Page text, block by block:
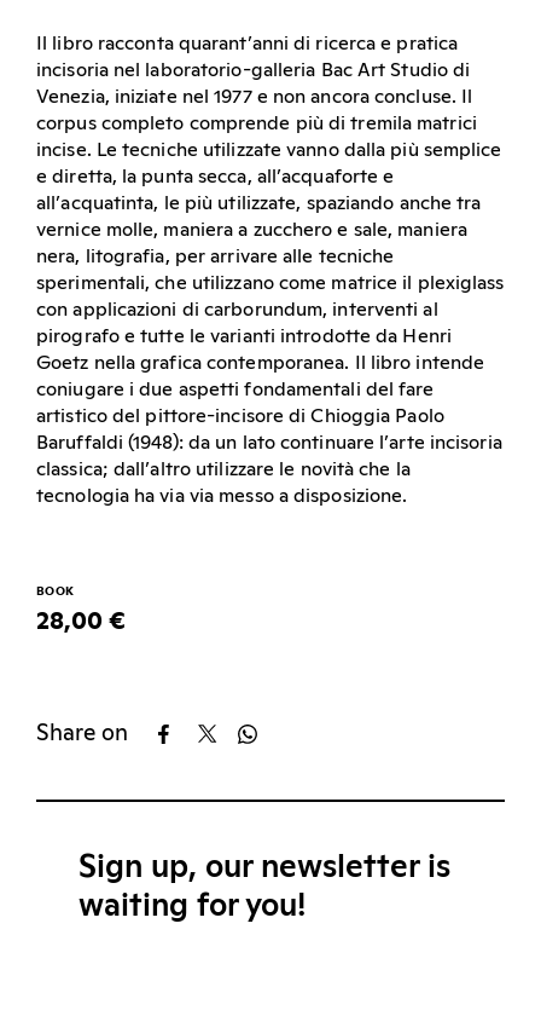
Il libro racconta quarant’anni di ricerca e pratica
incisoria nel laboratorio-galleria Bac Art Studio di
Venezia, iniziate nel 1977 e non ancora concluse. Il
corpus completo comprende più di tremila matrici
incise. Le tecniche utilizzate vanno dalla più semplice
e diretta, la punta secca, all’acquaforte e
all’acquatinta, le più utilizzate, spaziando anche tra
vernice molle, maniera a zucchero e sale, maniera
nera, litografia, per arrivare alle tecniche
sperimentali, che utilizzano come matrice il plexiglass
con applicazioni di carborundum, interventi al
pirografo e tutte le varianti introdotte da Henri
Goetz nella grafica contemporanea. Il libro intende
coniugare i due aspetti fondamentali del fare
artistico del pittore-incisore di Chioggia Paolo
Baruffaldi (1948): da un lato continuare l’arte incisoria
classica; dall’altro utilizzare le novità che la
tecnologia ha via via messo a disposizione.
BOOK
28,00 €
Share on
Sign up, our newsletter is
waiting for you!